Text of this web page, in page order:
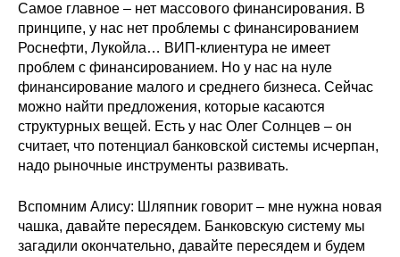
Самое главное – нет массового финансирования. В
принципе, у нас нет проблемы с финансированием
Роснефти, Лукойла… ВИП-клиентура не имеет
проблем с финансированием. Но у нас на нуле
финансирование малого и среднего бизнеса. Сейчас
можно найти предложения, которые касаются
структурных вещей. Есть у нас Олег Солнцев – он
считает, что потенциал банковской системы исчерпан,
надо рыночные инструменты развивать.
Вспомним Алису: Шляпник говорит – мне нужна новая
чашка, давайте пересядем. Банковскую систему мы
загадили окончательно, давайте пересядем и будем